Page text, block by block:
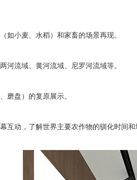
如小麦、水稻）和家畜的场景再现。
河流域、黄河流域、尼罗河流域等。
磨盘）的复原展示。
互动，了解世界主要农作物的驯化时间和